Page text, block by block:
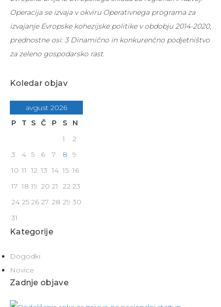
Operacija se izvaja v okviru Operativnega programa za
izvajanje Evropske kohezijske politike v obdobju 2014-2020,
prednostne osi: 3 Dinamično in konkurenčno podjetništvo
za zeleno gospodarsko rast.
Koledar objav
avgust 2026
P
T S Č P S
N
1
2
3
4 5 6 7 8
9
10 11 12 13 14 15 16
17 18 19 20 21 22 23
24 25 26 27 28 29 30
31
Kategorije
Dogodki
Novice
Zadnje objave